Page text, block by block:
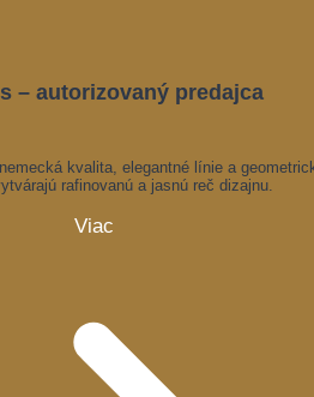
– autorizovaný predajca
kvalita, elegantné línie a
rafinovanú a jasnú reč dizajnu.
Viac